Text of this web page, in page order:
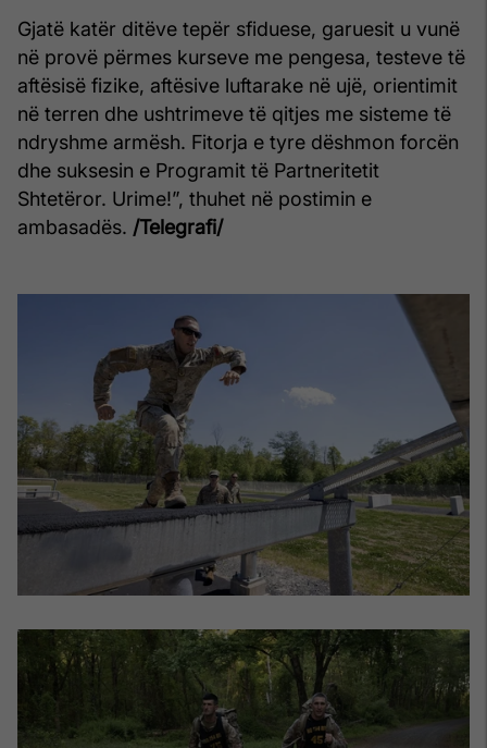
Gjatë katër ditëve tepër sfiduese, garuesit u vunë
në provë përmes kurseve me pengesa, testeve të
aftësisë fizike, aftësive luftarake në ujë, orientimit
në terren dhe ushtrimeve të qitjes me sisteme të
ndryshme armësh. Fitorja e tyre dëshmon forcën
dhe suksesin e Programit të Partneritetit
Shtetëror. Urime!”, thuhet në postimin e
ambasadës. /Telegrafi/